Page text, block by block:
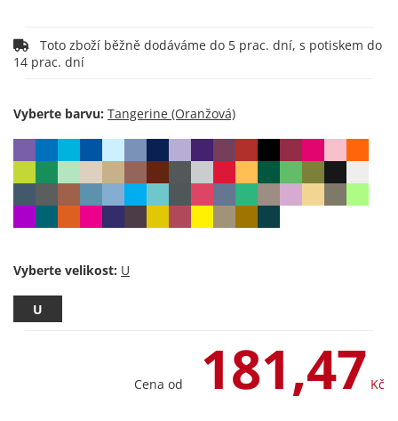
14 prac. dní
Vyberte barvu:
Vyberte velikost:
U
Cena od 181,47 Kč